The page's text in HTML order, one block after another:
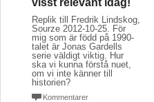
Replik till Fredrik Lindskog,
Sourze 2012-10-25. För
mig som är född på 1990-
talet är Jonas Gardells
serie väldigt viktig. Hur
ska vi kunna förstå nuet,
om vi inte känner till
historien?
Kommentarer